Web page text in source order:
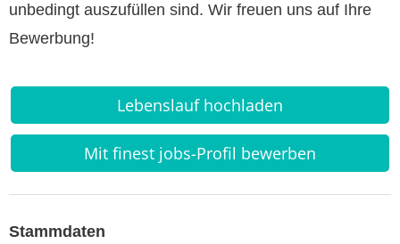
unbedingt auszufüllen sind. Wir freuen uns auf Ihre
Bewerbung!
Lebenslauf hochladen
Mit finest jobs-Profil bewerben
Stammdaten